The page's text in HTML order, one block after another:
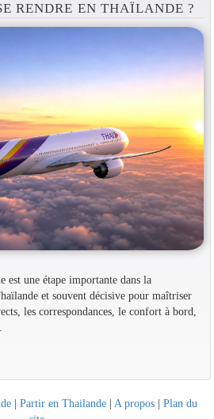
RENDRE EN THAÏLANDE ?
est une étape importante dans la
et souvent décisive pour maîtriser
les correspondances, le confort à bord,
| Partir en Thailande | A propos | Plan du